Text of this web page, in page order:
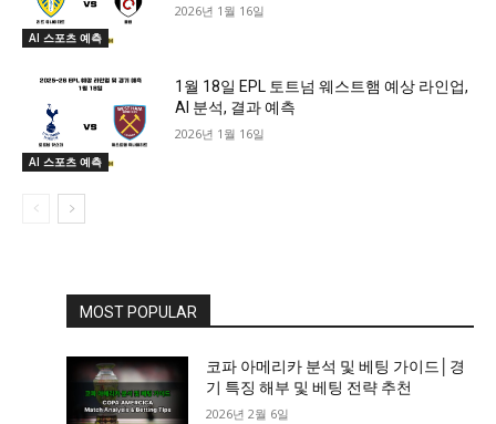
AI 스포츠 예측
2026년 1월 16일
AI 스포츠 예측
1월 18일 EPL 토트넘 웨스트햄 예상 라인업,
AI 분석, 결과 예측
2026년 1월 16일
MOST POPULAR
코파 아메리카 분석 및 베팅 가이드│경
기 특징 해부 및 베팅 전략 추천
2026년 2월 6일